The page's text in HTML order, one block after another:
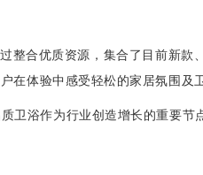
整合优质资源，集合了目前新
在体验中感受轻松的家居氛围及
卫浴作为行业创造增长的重要节